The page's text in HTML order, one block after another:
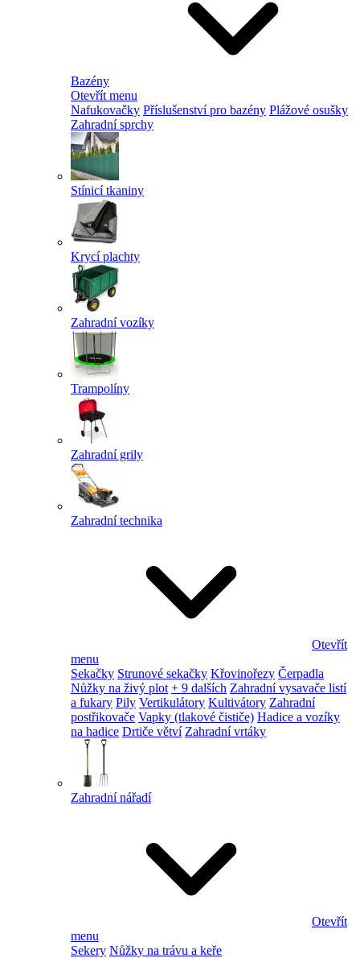
Bazény
Otevřít menu
Nafukovačky Příslušenství pro bazény Plážové osušky
Zahradní sprchy
Stínicí tkaniny
Krycí plachty
Zahradní vozíky
Trampolíny
Zahradní grily
Zahradní technika
Otevřít
menu
Sekačky Strunové sekačky Křovinořezy Čerpadla
Nůžky na živý plot + 9 dalších Zahradní vysavače listí
a fukary Pily Vertikulátory Kultivátory Zahradní
postřikovače Vapky (tlakové čističe) Hadice a vozíky
na hadice Drtiče větví Zahradní vrtáky
Zahradní nářadí
Otevřít
menu
Sekery Nůžky na trávu a keře